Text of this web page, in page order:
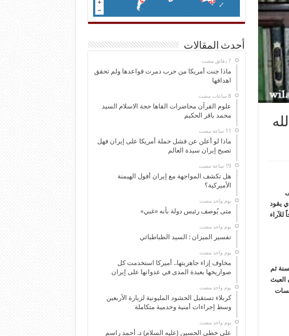
يقود
ثم
العبث
أحدث المقالات
ماذا جنت أمريكا من حرب دمرت قواعدها ولم تحقق
اهدافها
علوم القرآن محاضرات القاها حجة الاسلام السيد
محمد باقر الحكيم
ماذا لو أعلن عن فشل حملة أمريكا على إيران فهل
تصبح إيران سيدة العالم
هل تكشف المواجهة مع إيران أفول الهيمنة
الأميركية؟
‏يوم واحد مضت
متى يُوصف رئيس دولة بأنه «غبي»
‏يوم واحد مضت
تفسير الميزان : السيد الطباطبائي
‏يوم واحد مضت
مخاوف إزاء جاهزيتها.. أميركا استخدمت كل
صواريخها بعيدة المدى في عدوانها على إيران
‏يوم واحد مضت
كربلاء تستقبل الحشود المليونية لزيارة الأربعين
وسط إجراءات أمنية وخدمية متكاملة
‏يوم واحد مضت
على خطى الحسين (عليه السلام) د. أحمد راسم